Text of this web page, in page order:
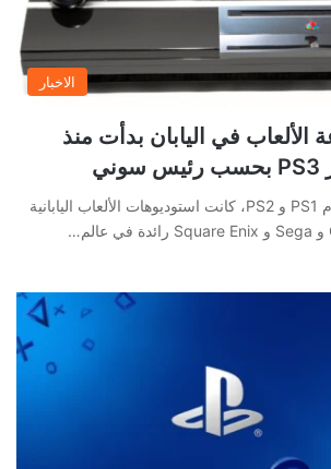
الاخبار
الألعاب في اليابان بدأت منذ
بالعودة إلى أيام PS1 و PS2، كانت استوديوهات الألعاب اليابانية